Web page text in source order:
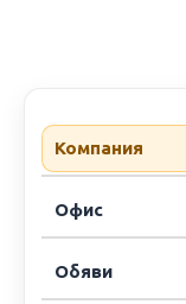
Компания
Офис
Обяви